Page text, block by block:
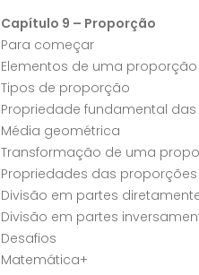
Capítulo 9 – Proporção
Para começar
Elementos de uma proporção
Tipos de proporção
Propriedade fundamental
Média geométrica
Transformação de uma
Propriedades das
Divisão em partes
Divisão em partes
Desafios
Matemática+